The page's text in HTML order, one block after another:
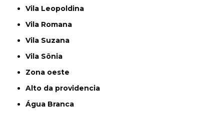
Vila Leopoldina
Vila Romana
Vila Suzana
Vila Sônia
Zona oeste
alto da providencia
Água Branca